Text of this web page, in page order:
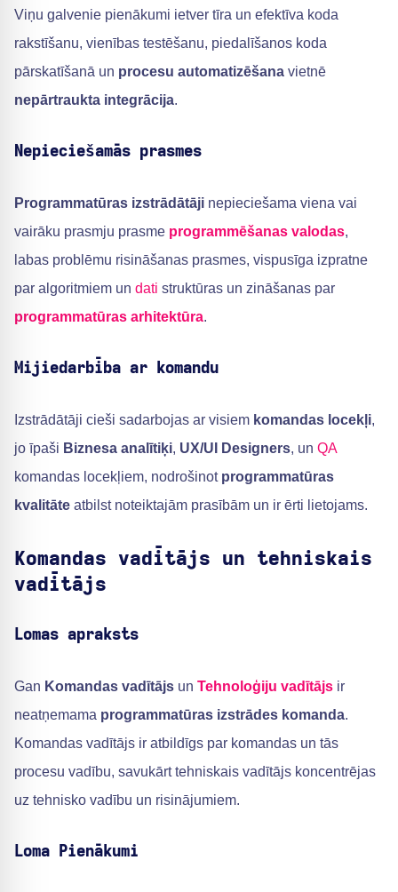
Viņu galvenie pienākumi ietver tīra un efektīva koda
rakstīšanu, vienības testēšanu, piedalīšanos koda
pārskatīšanā un procesu automatizēšana vietnē
nepārtraukta integrācija.
Nepieciešamās prasmes
Programmatūras izstrādātāji nepieciešama viena vai
vairāku prasmju prasme programmēšanas valodas,
labas problēmu risināšanas prasmes, vispusīga izpratne
par algoritmiem un dati struktūras un zināšanas par
programmatūras arhitektūra.
Mijiedarbība ar komandu
Izstrādātāji cieši sadarbojas ar visiem komandas locekļi,
jo īpaši Biznesa analītiķi, UX/UI Designers, un QA
komandas locekļiem, nodrošinot programmatūras
kvalitāte atbilst noteiktajām prasībām un ir ērti lietojams.
Komandas vadītājs un tehniskais
vadītājs
Lomas apraksts
Gan Komandas vadītājs un Tehnoloģiju vadītājs ir
neatņemama programmatūras izstrādes komanda.
Komandas vadītājs ir atbildīgs par komandas un tās
procesu vadību, savukārt tehniskais vadītājs koncentrējas
uz tehnisko vadību un risinājumiem.
Loma Pienākumi